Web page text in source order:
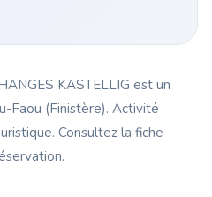
KASTELLIG est un
Faou (Finistère). Activité
Consultez la fiche